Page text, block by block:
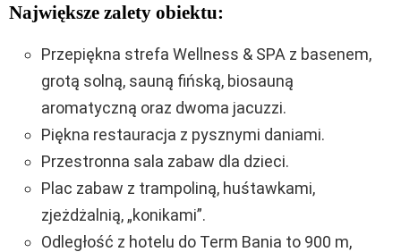
Największe zalety obiektu:
Przepiękna strefa Wellness & SPA z basenem,
grotą solną, sauną fińską, biosauną
aromatyczną oraz dwoma jacuzzi.
Piękna restauracja z pysznymi daniami.
Przestronna sala zabaw dla dzieci.
Plac zabaw z trampoliną, huśtawkami,
zjeżdżalnią, „konikami”.
Odległość z hotelu do Term Bania to 900 m,